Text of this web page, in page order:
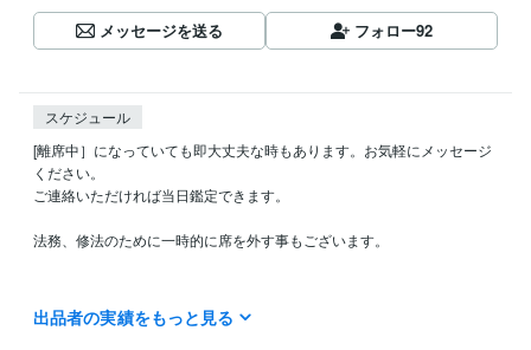
メッセージを送る フォロー92
スケジュール
[離席中］になっていても即大丈夫な時もあります。お気軽にメッセージ
ください。
ご連絡いただければ当日鑑定できます。
法務、修法のために一時的に席を外す事もございます。
ーーーーーーーーー
☸ テキスト鑑定☸
出品者の実績をもっと見る